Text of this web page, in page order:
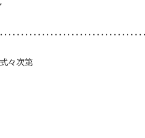
･････････････････････････････････
々次第